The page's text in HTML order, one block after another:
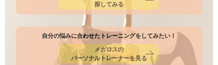
探してみる
自分の悩みに合わせたトレーニングをしてみたい！
メガロスの
パーソナルトレーナーを見る